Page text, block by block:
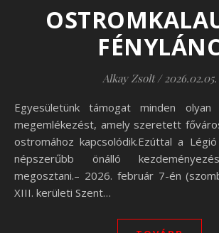
Alkay Zsolt / 2026.02.05.
Egyesületünk támogat minden olyan rendezvényt és
megemlékezést, amely szeretett
ostromához kapcsolódik.Ezúttal a
népszerűbb önálló
megosztani.– 2026. február 7-én
XIII. kerületi Szent…